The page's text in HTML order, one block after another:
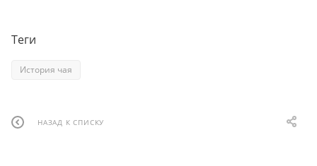
Теги
История чая
НАЗАД К СПИСКУ